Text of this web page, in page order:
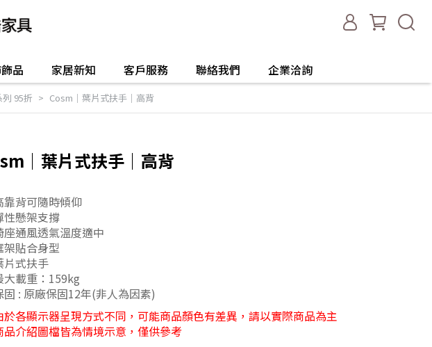
品 家居新知 客戶服務 聯絡我們 企業洽詢
列 95折 Cosm｜葉片式扶手｜高背
｜葉片式扶手｜高背
靠背可隨時傾仰
性懸架支撐
座通風透氣溫度適中
架貼合身型
片式扶手
大載重：159kg
固 : 原廠保固12年(非人為因素)
於各顯示器呈現方式不同，可能商品顏色有差異，請以實際商品為主
品介紹圖檔皆為情境示意，僅供參考